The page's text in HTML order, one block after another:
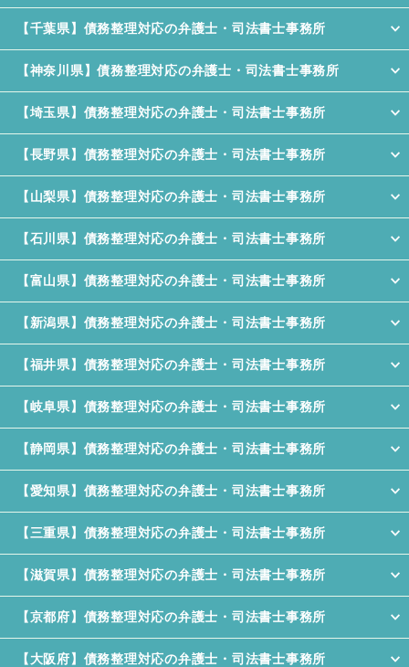
【千葉県】債務整理対応の弁護士・司法書士事務所
【神奈川県】債務整理対応の弁護士・司法書士事務所
【埼玉県】債務整理対応の弁護士・司法書士事務所
【長野県】債務整理対応の弁護士・司法書士事務所
【山梨県】債務整理対応の弁護士・司法書士事務所
【石川県】債務整理対応の弁護士・司法書士事務所
【富山県】債務整理対応の弁護士・司法書士事務所
【新潟県】債務整理対応の弁護士・司法書士事務所
【福井県】債務整理対応の弁護士・司法書士事務所
【岐阜県】債務整理対応の弁護士・司法書士事務所
【静岡県】債務整理対応の弁護士・司法書士事務所
【愛知県】債務整理対応の弁護士・司法書士事務所
【三重県】債務整理対応の弁護士・司法書士事務所
【滋賀県】債務整理対応の弁護士・司法書士事務所
【京都府】債務整理対応の弁護士・司法書士事務所
【大阪府】債務整理対応の弁護士・司法書士事務所